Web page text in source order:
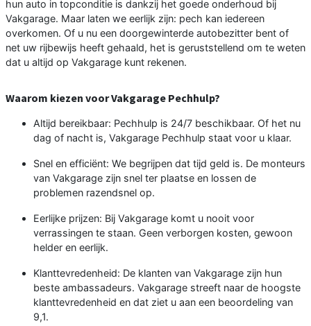
hun auto in topconditie is dankzij het goede onderhoud bij
Vakgarage. Maar laten we eerlijk zijn: pech kan iedereen
overkomen. Of u nu een doorgewinterde autobezitter bent of
net uw rijbewijs heeft gehaald, het is geruststellend om te weten
dat u altijd op Vakgarage kunt rekenen.
Waarom kiezen voor Vakgarage Pechhulp?
Altijd bereikbaar: Pechhulp is 24/7 beschikbaar. Of het nu
dag of nacht is, Vakgarage Pechhulp staat voor u klaar.
Snel en efficiënt: We begrijpen dat tijd geld is. De monteurs
van Vakgarage zijn snel ter plaatse en lossen de
problemen razendsnel op.
Eerlijke prijzen: Bij Vakgarage komt u nooit voor
verrassingen te staan. Geen verborgen kosten, gewoon
helder en eerlijk.
Klanttevredenheid: De klanten van Vakgarage zijn hun
beste ambassadeurs. Vakgarage streeft naar de hoogste
klanttevredenheid en dat ziet u aan een beoordeling van
9,1.